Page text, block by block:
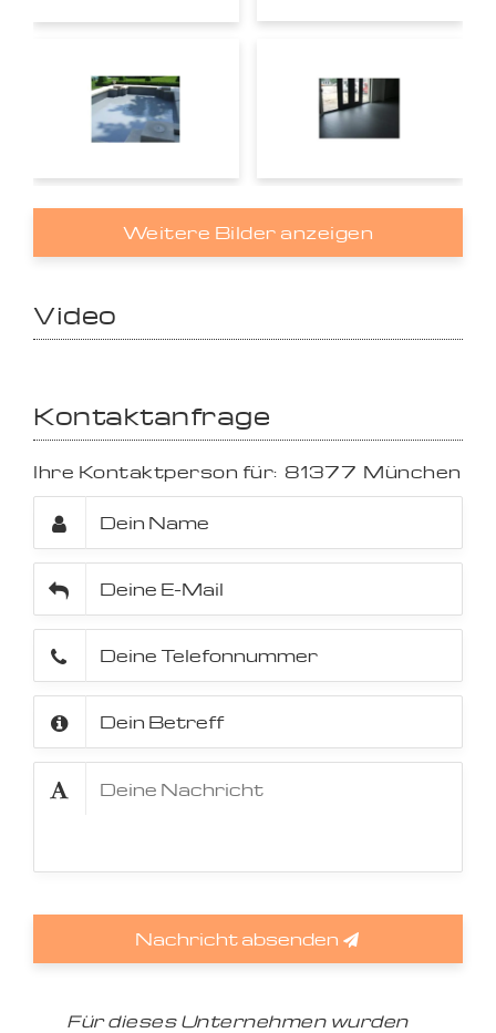
Weitere Bilder anzeigen
Video
Kontaktanfrage
Ihre Kontaktperson für: 81377 München
Nachricht absenden
Für dieses Unternehmen wurden